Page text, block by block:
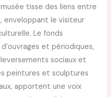
tisse des liens entre
le visiteur
Le fonds
et périodiques,
sociaux et
peintures et sculptures
apportent une voix